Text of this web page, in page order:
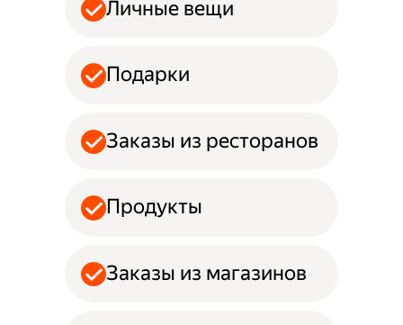
Личные вещи
Подарки
Заказы из ресторанов
Продукты
Заказы из магазинов